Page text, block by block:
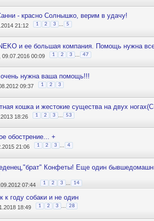
- красно Солнышко, верим в удачу!
21:12 1 2 3 5
и ее большая компания. Помощь нужна
, 09.07.2016 00:09 1 2 3 47
нужна ваша помощь!!!
09:37 1 2 3
кошка и жестокие существа на двух
18:26 1 2 3 53
обострение... +
21:06 1 2 3 4
Конфеты! Еще один
07:44 1 2 3 ... 14
к году собаки и не один
18:49 1 2 3 28